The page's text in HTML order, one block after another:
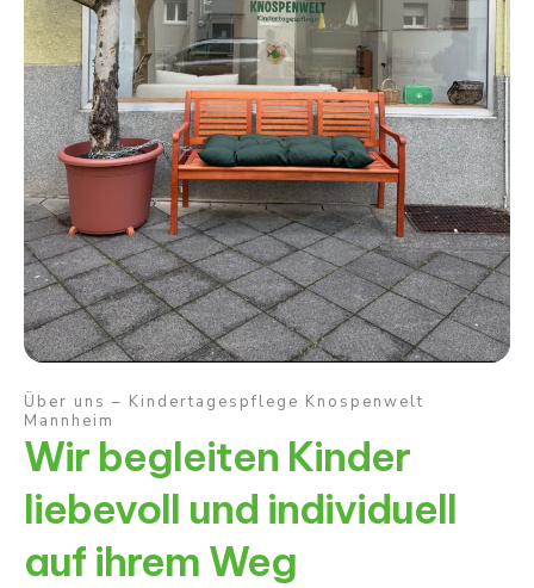
Über uns – Kindertagespflege Knospenwelt
Mannheim
Wir begleiten Kinder
liebevoll und individuell
auf ihrem Weg